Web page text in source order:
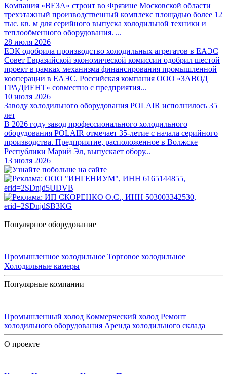
Компания «ВЕЗА» строит во Фрязине Московской области
трехэтажный производственный комплекс площадью более 12
тыс. кв. м для серийного выпуска холодильной техники и
теплообменного оборудования. ...
28 июля 2026
ЕЭК одобрила производство холодильных агрегатов в ЕАЭС
Совет Евразийской экономической комиссии одобрил шестой
проект в рамках механизма финансирования промышленной
кооперации в ЕАЭС. Российская компания ООО «ЗАВОД
ГРАДИЕНТ» совместно с предприятия...
10 июля 2026
Заводу холодильного оборудования POLAIR исполнилось 35
лет
В 2026 году завод профессионального холодильного
оборудования POLAIR отмечает 35-летие с начала серийного
производства. Предприятие, расположенное в Волжске
Республики Марий Эл, выпускает обору...
13 июля 2026
Популярное оборудование
Промышленное холодильное Торговое холодильное
Холодильные камеры
Популярные компании
Промышленный холод Коммерческий холод Ремонт
холодильного оборудования Аренда холодильного склада
О проекте